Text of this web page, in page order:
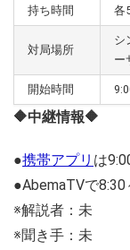
持ち時間 各
対局場所
シ
ー
開始時間
🔶中継情報🔶
●携帯アプリ は
●AbemaTVで8:30
※解説者：未
※聞き手：未